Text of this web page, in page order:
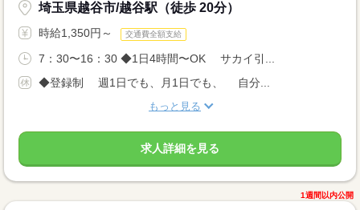
埼玉県越谷市/越谷駅（徒歩 20分）
時給1,350円～ 交通費全額支給
7：30〜16：30 ◆1日4時間〜OK サカイ引...
◆登録制 週1日でも、月1日でも、 自分...
もっと見る
求人詳細を見る
1週間以内公開